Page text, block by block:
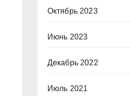
Октябрь 2023
Июнь 2023
Декабрь 2022
Июль 2021